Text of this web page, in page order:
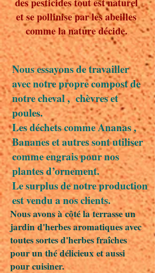
et se pollinise par les abeilles
comme la nature décide.
Nous essayons de travailler
avec notre propre compost de
notre cheval , chèvres et
poules.
Les déchets comme Ananas ,
Bananes et autres sont utiliser
comme engrais pour nos
plantes d’ornement.
Le surplus de notre production
est vendu a nos clients.
Nous avons à côté la terrasse un
jardin d'herbes aromatiques avec
toutes sortes d'herbes fraîches
pour un thé délicieux et aussi
pour cuisiner.